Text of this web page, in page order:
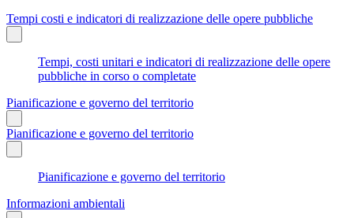
Tempi costi e indicatori di realizzazione delle opere pubbliche
Tempi, costi unitari e indicatori di realizzazione delle opere
pubbliche in corso o completate
Pianificazione e governo del territorio
Pianificazione e governo del territorio
Pianificazione e governo del territorio
Informazioni ambientali